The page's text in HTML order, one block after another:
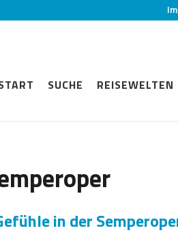
SUCHE REISEWELTEN
in der